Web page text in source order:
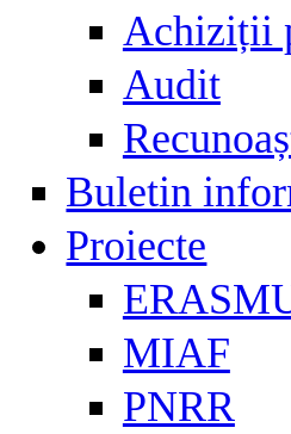
Achiziții
Audit
Buletin
Proiecte
MIAF
PNRR